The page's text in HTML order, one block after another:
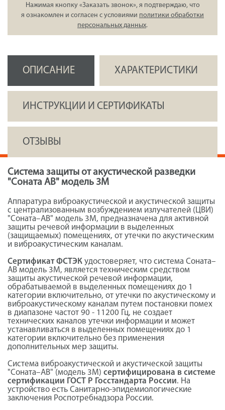
Нажимая кнопку «Заказать звонок», я подтверждаю, что
я ознакомлен и согласен с условиями политики обработки
персональных данных.
ОПИСАНИЕ ХАРАКТЕРИСТИКИ
ИНСТРУКЦИИ И СЕРТИФИКАТЫ
ОТЗЫВЫ
Система защиты от акустической разведки
"Соната АВ" модель 3М
Аппаратура виброакустической и акустической защиты
с централизованным возбуждением излучателей (ЦВИ)
"Соната–АВ" модель 3М, предназначена для активной
защиты речевой информации в выделенных
(защищаемых) помещениях, от утечки по акустическим
и виброакустическим каналам.
Сертификат ФСТЭК удостоверяет, что система Соната–
АВ модель 3М, является техническим средством
защиты акустической речевой информации,
обрабатываемой в выделенных помещениях до 1
категории включительно, от утечки по акустическому и
виброакустическому каналам путем постановки помех
в диапазоне частот 90 - 11200 Гц, не создает
технических каналов утечки информации и может
устанавливаться в выделенных помещениях до 1
категории включительно без применения
дополнительных мер защиты.
Система виброакустической и акустической защиты
"Соната–АВ" (модель 3М) сертифицирована в системе
сертификации ГОСТ Р Госстандарта России. На
устройство есть Санитарно-эпидемиологические
заключения Роспотребнадзора России.